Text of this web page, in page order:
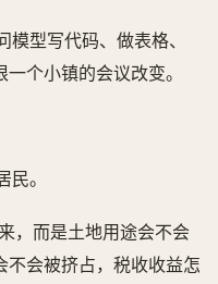
型写代码、做表格、
个小镇的会议改变。
。
，而是土地用途会不会
不会被挤占，税收收益怎